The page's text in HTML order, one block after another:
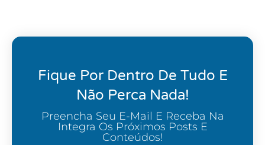
Fique Por Dentro De Tudo E
Não Perca Nada!
Preencha Seu E-Mail E Receba Na
Integra Os Próximos Posts E
Conteúdos!